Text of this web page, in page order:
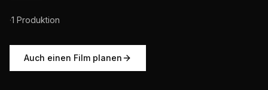
·1 Produktion
Auch einen Film planen